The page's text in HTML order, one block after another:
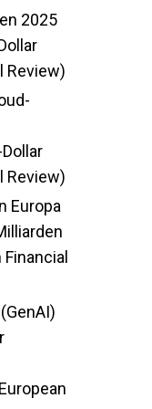
2025
Review)
Review)
Europa